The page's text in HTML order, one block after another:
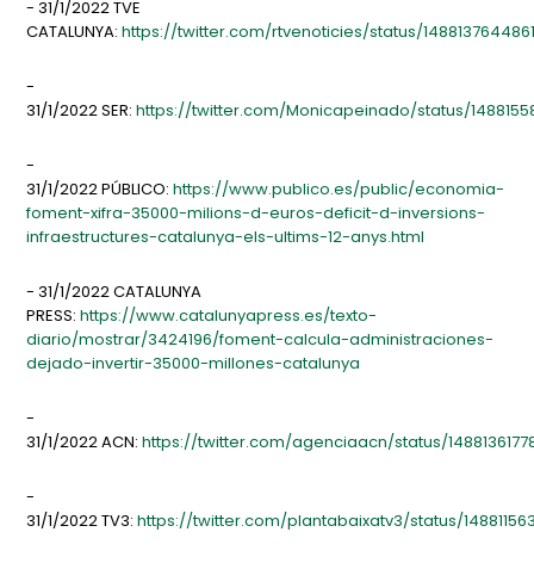
- 31/1/2022 TVE
CATALUNYA:https://twitter.com/rtvenoticies/status/
-
31/1/2022 SER:https://twitter.com/Monicapeinado/status/
-
31/1/2022 PÚBLICO:https://www.publico.es/public/economia-
foment-xifra-35000-milions-d-euros-deficit-d-inversions-
infraestructures-catalunya-els-ultims-12-anys.html
- 31/1/2022 CATALUNYA
PRESS:https://www.catalunyapress.es/texto-
diario/mostrar/3424196/foment-calcula-administraciones-
dejado-invertir-35000-millones-catalunya
-
31/1/2022 ACN:https://twitter.com/agenciaacn/status/
-
31/1/2022 TV3:https://twitter.com/plantabaixatv3/status/